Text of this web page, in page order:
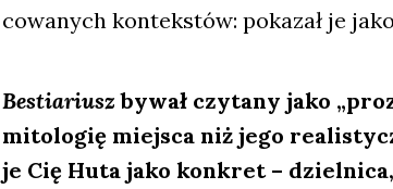
co­wa­nych kon­tek­stów: poka­zał je
Bestia­riusz bywał czy­ta­ny jako
mito­lo­gię miej­sca niż jego
je Cię Huta jako kon­kret –